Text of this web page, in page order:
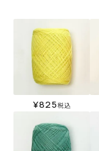
¥825税込